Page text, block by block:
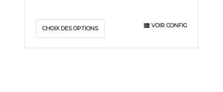
CHOIX DES OPTIONS VOIR CONFIG